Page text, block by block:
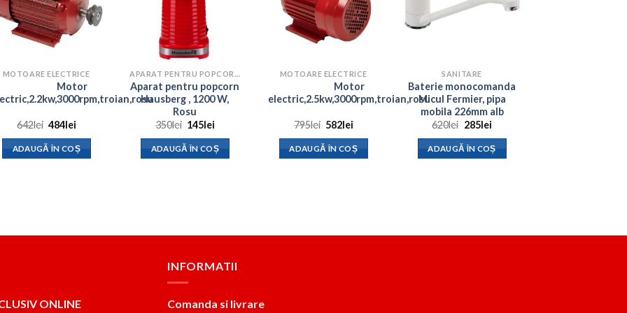
MOTOARE ELECTRICE
Motor
642lei Prețul
a
fost:
484lei
este:
484lei.
ADAUGĂ ÎN COȘ
APARAT PENTRU POPCORN
Aparat pentru popcorn
Hausberg , 1200 W,
Rosu
350lei Prețul
a
fost:
145leiPrețul
este:
145lei.
ADAUGĂ ÎN COȘ
MOTOARE ELECTRICE
Motor
electric,2.5kw,3000rpm,troian,rosu
795lei Prețul
a
fost:
582leiPrețul
este:
582lei.
ADAUGĂ ÎN COȘ
SANITARE
Baterie monocomanda
Micul Fermier, pipa
mobila 226mm alb
620lei Prețul
a
fost:
285leiPrețul
este:
285lei.
ADAUGĂ ÎN COȘ
ONLINE
INFORMATII
Comanda si livrare